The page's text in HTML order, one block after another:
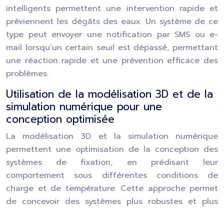
intelligents permettent une intervention rapide et
préviennent les dégâts des eaux. Un système de ce
type peut envoyer une notification par SMS ou e-
mail lorsqu’un certain seuil est dépassé, permettant
une réaction rapide et une prévention efficace des
problèmes.
Utilisation de la modélisation 3D et de la
simulation numérique pour une
conception optimisée
La modélisation 3D et la simulation numérique
permettent une optimisation de la conception des
systèmes de fixation, en prédisant leur
comportement sous différentes conditions de
charge et de température. Cette approche permet
de concevoir des systèmes plus robustes et plus